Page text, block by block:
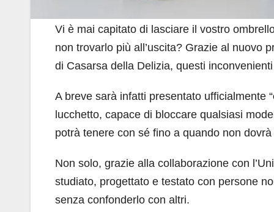
Vi è mai capitato di lasciare il vostro
non trovarlo più all’uscita? Grazie al nuovo
di Casarsa della Delizia, questi
A breve sarà infatti presentato ufficialmente “
lucchetto, capace di bloccare qualsiasi
potrà tenere con sé fino a quando non
Non solo, grazie alla collaborazione con
studiato, progettato e testato con persone
senza confonderlo con altri.